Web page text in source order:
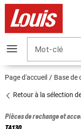
Mot-clé
Page d'accueil Base de
Retour à la sélection
Pièces de rechange et